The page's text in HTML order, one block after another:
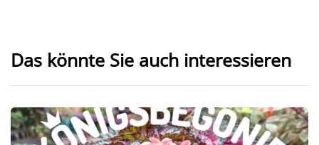
Das könnte Sie auch interessieren